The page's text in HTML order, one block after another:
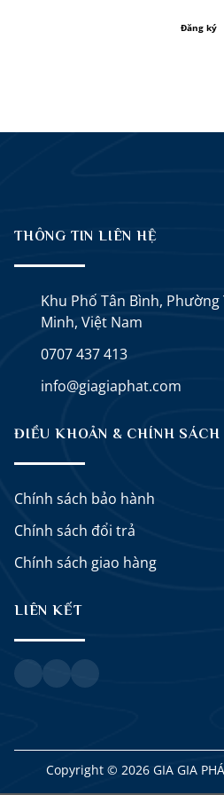
THÔNG TIN LIÊN HỆ
Khu Phố Tân Bình, Phường
Minh, Việt Nam
0707 437 413
info@giagiaphat.com
ĐIỀU KHOẢN & CHÍNH SÁCH
Chính sách bảo hành
Chính sách đổi trả
Chính sách giao hàng
LIÊN KẾT
Copyright © 2026 GIA GIA